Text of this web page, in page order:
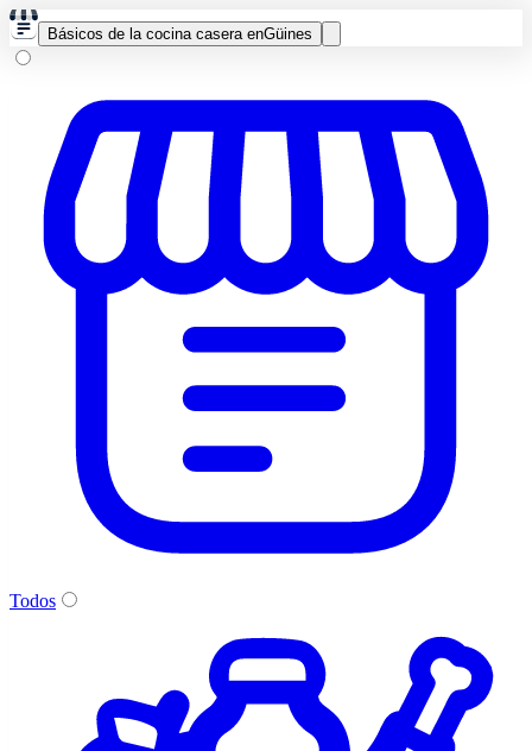
Básicos de la cocina casera enGüines
Todos